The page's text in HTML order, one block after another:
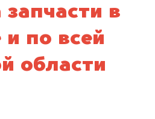
в
по всей
области